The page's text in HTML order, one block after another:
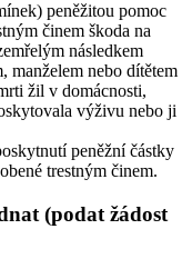
peněžitou pomoc
činem škoda na
následkem
manželem nebo dítětem
žil v domácnosti,
výživu nebo ji
peněžní částky
trestným činem.
(podat žádost